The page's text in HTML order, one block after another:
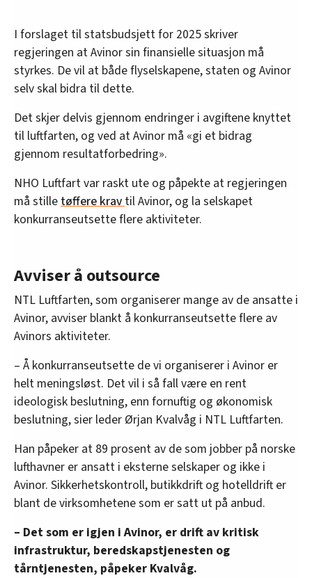
I forslaget til statsbudsjett for 2025 skriver
regjeringen at Avinor sin finansielle situasjon må
styrkes. De vil at både flyselskapene, staten og Avinor
selv skal bidra til dette.
Det skjer delvis gjennom endringer i avgiftene knyttet
til luftfarten, og ved at Avinor må «gi et bidrag
gjennom resultatforbedring».
NHO Luftfart var raskt ute og påpekte at regjeringen
må stille tøffere krav til Avinor, og la selskapet
konkurranseutsette flere aktiviteter.
Avviser å outsource
NTL Luftfarten, som organiserer mange av de ansatte i
Avinor, avviser blankt å konkurranseutsette flere av
Avinors aktiviteter.
– Å konkurranseutsette de vi organiserer i Avinor er
helt meningsløst. Det vil i så fall være en rent
ideologisk beslutning, enn fornuftig og økonomisk
beslutning, sier leder Ørjan Kvalvåg i NTL Luftfarten.
Han påpeker at 89 prosent av de som jobber på norske
lufthavner er ansatt i eksterne selskaper og ikke i
Avinor. Sikkerhetskontroll, butikkdrift og hotelldrift er
blant de virksomhetene som er satt ut på anbud.
– Det som er igjen i Avinor, er drift av kritisk
infrastruktur, beredskapstjenesten og
tårntjenesten, påpeker Kvalvåg.